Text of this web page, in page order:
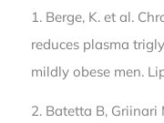
1. Berge, K. et al.
reduces plasma
mildly obese men.
2. Batetta B, Griinari